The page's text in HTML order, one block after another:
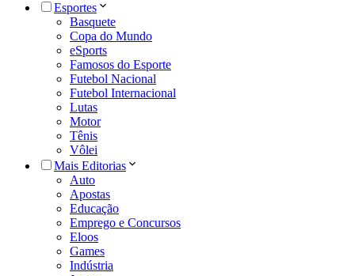
Esportes
Basquete
Copa do Mundo
eSports
Famosos do Esporte
Futebol Nacional
Futebol Internacional
Lutas
Motor
Tênis
Vôlei
Mais Editorias
Auto
Apostas
Educação
Emprego e Concursos
Eloos
Games
Indústria